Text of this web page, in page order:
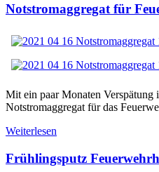
Notstromaggregat für
Mit ein paar Monaten Verspätung
Notstromaggregat für das
Weiterlesen
Frühlingsputz